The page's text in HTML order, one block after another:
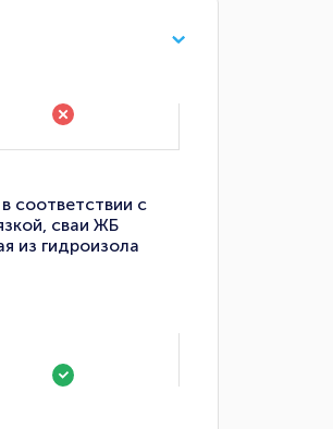
соответствии с
сваи ЖБ
из гидроизола